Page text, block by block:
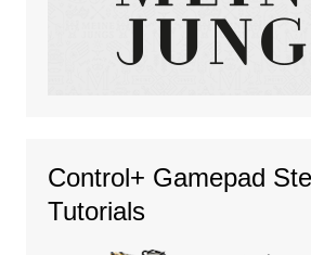
Control+ Gamepad
Tutorials